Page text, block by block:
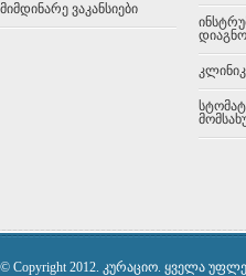
მიმდინარე ვაკანსიები
© Copyright 2012. კურაციო. ყველა